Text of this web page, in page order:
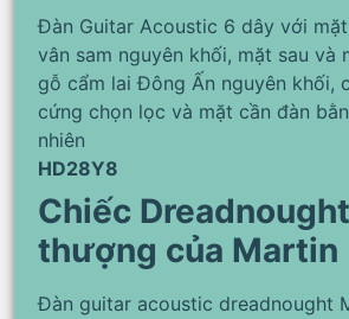
Đàn Guitar Acoustic 6 dây với
vân sam nguyên khối, mặt sau và
gỗ cẩm lai Đông Ấn nguyên khối,
cứng chọn lọc và mặt cần đàn
nhiên
HD28Y8
Chiếc
thượng của Martin
Đàn guitar acoustic dreadnought